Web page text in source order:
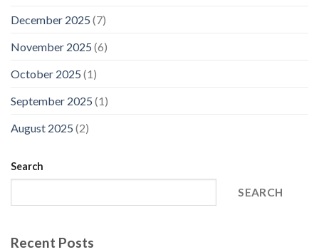
December 2025 (7)
November 2025 (6)
October 2025 (1)
September 2025 (1)
August 2025 (2)
Search
SEARCH
Recent Posts